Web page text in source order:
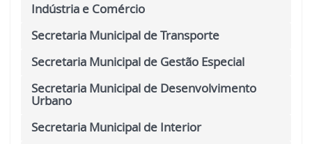
Indústria e Comércio
Secretaria Municipal de Transporte
Secretaria Municipal de Gestão Especial
Secretaria Municipal de Desenvolvimento
Urbano
Secretaria Municipal de Interior